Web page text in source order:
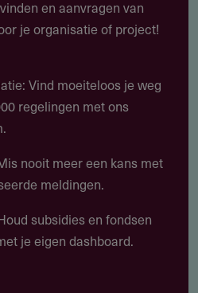
en aanvragen van
je organisatie of project!
Vind moeiteloos je weg
regelingen met ons
nooit meer een kans met
meldingen.
subsidies en fondsen
je eigen dashboard.